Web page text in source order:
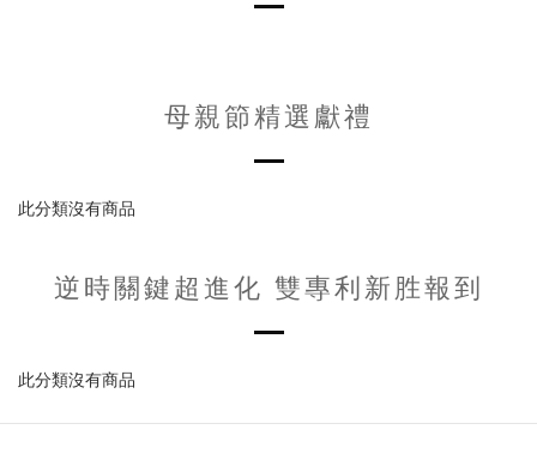
母親節精選獻禮
此分類沒有商品
逆時關鍵超進化 雙專利新胜報到
此分類沒有商品